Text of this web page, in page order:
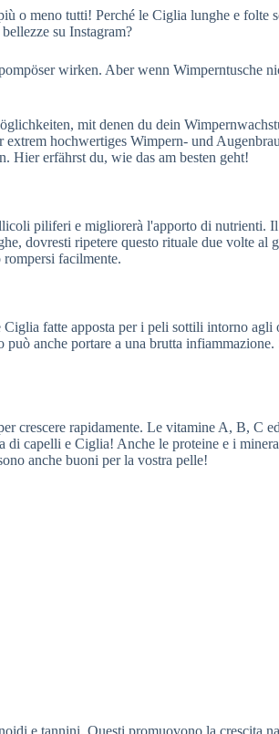
o meno tutti! Perché le Ciglia lunghe e folte
su Instagram?
wirken. Aber wenn Wimperntusche
mit denen du dein
hochwertiges Wimpern- und
Hier erfährst du, wie das am besten geht!
piliferi e migliorerà l'apporto di nutrienti.
dovresti ripetere questo rituale due volte al
facilmente.
fatte apposta per i peli sottili intorno agli
anche portare a una brutta
crescere rapidamente. Le vitamine A, B, C
capelli e Ciglia! Anche le proteine e i
anche buoni per la vostra pelle!